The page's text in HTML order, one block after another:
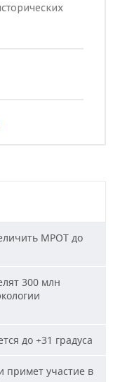
МРОТ до
300 млн
до +31 градуса
участие в